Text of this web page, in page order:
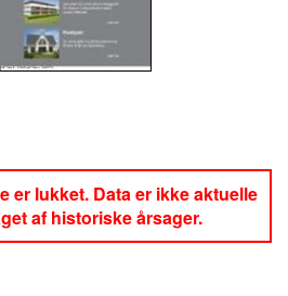
er lukket. Data er ikke aktuelle
af historiske årsager.